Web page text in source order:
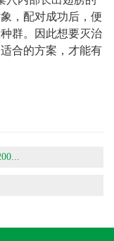
，配对成功后，便
群。因此想要灭治
合的方案，才能有